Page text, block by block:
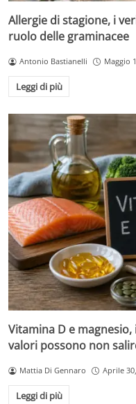
Allergie di stagione, i
ruolo delle graminacee
Antonio Bastianelli Maggio
Leggi di più
Vitamina D e
valori possono non
Mattia Di Gennaro Aprile
Leggi di più